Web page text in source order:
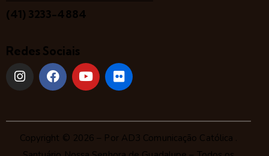
(41) 3233-4884
Redes Sociais
Copyright © 2026 – Por AD3 Comunicação Católica .